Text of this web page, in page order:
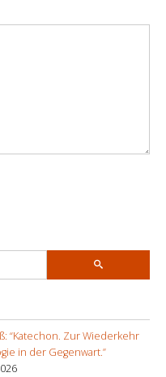
“Katechon. Zur Wiederkehr
in der Gegenwart.”